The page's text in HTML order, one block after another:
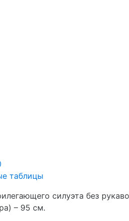
таблицы
силуэта без
– 95 см.